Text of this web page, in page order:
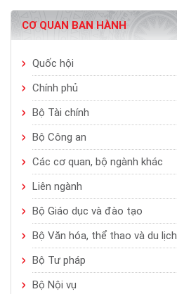
CƠ QUAN BAN HÀNH
Quốc hội
Chính phủ
Bộ Tài chính
Bộ Công an
Các cơ quan, bộ ngành khác
Liên ngành
Bộ Giáo dục và đào tạo
Bộ Văn hóa, thể thao và du lịch
Bộ Tư pháp
Bộ Nội vụ